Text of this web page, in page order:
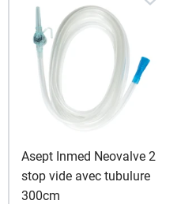
à l'unité
Asept Inmed Neovalve 2
stop vide avec tubulure
300cm